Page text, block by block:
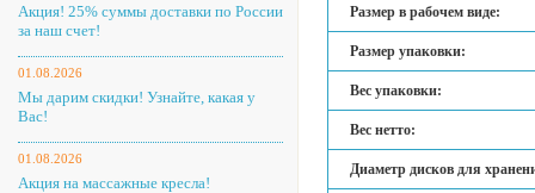
Акция! 25% суммы доставки по России
за наш счет!
01.08.2026
Мы дарим скидки! Узнайте, какая у
Вас!
01.08.2026
Акция на массажные кресла!
Размер в рабочем виде:
Размер упаковки:
Вес упаковки:
Вес нетто:
Диаметр дисков для